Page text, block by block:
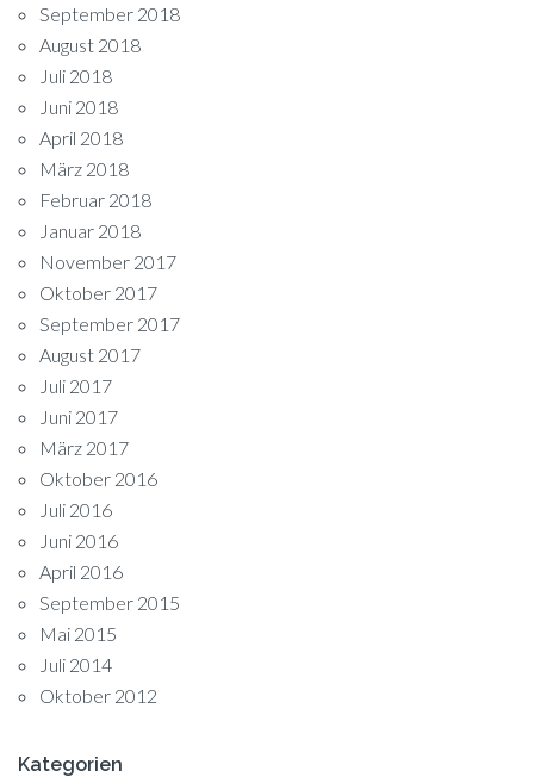
September 2018
August 2018
Juli 2018
Juni 2018
April 2018
März 2018
Februar 2018
Januar 2018
November 2017
Oktober 2017
September 2017
August 2017
Juli 2017
Juni 2017
März 2017
Oktober 2016
Juli 2016
Juni 2016
April 2016
September 2015
Mai 2015
Juli 2014
Oktober 2012
Kategorien